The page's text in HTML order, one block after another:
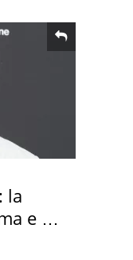
la
e i